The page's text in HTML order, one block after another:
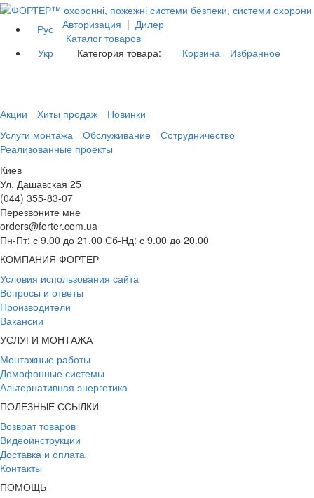
Рус
Укр
Авторизация | Дилер
Каталог товаров
Категория товара:
Корзина Избранное
Акции Хиты продаж
Новинки
Услуги монтажа
Обслуживание
Сотрудничество
Реализованные проекты
Киев
Ул. Дашавская 25
(044) 355-83-07
Перезвоните мне
orders@forter.com.ua
Пн-Пт: с 9.00 до 21.00 Сб-Нд: с 9.00 до 20.00
КОМПАНИЯ ФОРТЕР
Условия использования сайта
Вопросы и ответы
Производители
Вакансии
УСЛУГИ МОНТАЖА
Монтажные работы
Домофонные системы
Альтернативная энергетика
ПОЛЕЗНЫЕ ССЫЛКИ
Возврат товаров
Видеоинструкции
Доставка и оплата
Контакты
ПОМОЩЬ